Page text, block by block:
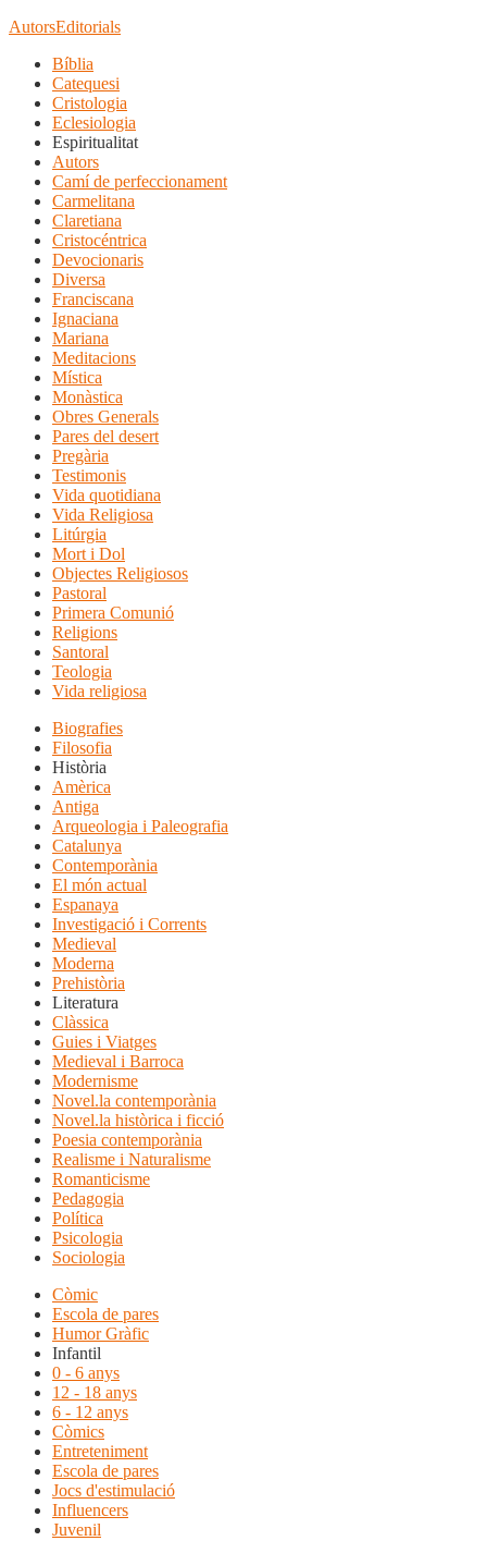
AutorsEditorials
Bíblia
Catequesi
Cristologia
Eclesiologia
Espiritualitat
Autors
Camí de perfeccionament
Carmelitana
Claretiana
Cristocéntrica
Devocionaris
Diversa
Franciscana
Ignaciana
Mariana
Meditacions
Mística
Monàstica
Obres Generals
Pares del desert
Pregària
Testimonis
Vida quotidiana
Vida Religiosa
Litúrgia
Mort i Dol
Objectes Religiosos
Pastoral
Primera Comunió
Religions
Santoral
Teologia
Vida religiosa
Biografies
Filosofia
Història
Amèrica
Antiga
Arqueologia i Paleografia
Catalunya
Contemporània
El món actual
Espanaya
Investigació i Corrents
Medieval
Moderna
Prehistòria
Literatura
Clàssica
Guies i Viatges
Medieval i Barroca
Modernisme
Novel.la contemporània
Novel.la històrica i ficció
Poesia contemporània
Realisme i Naturalisme
Romanticisme
Pedagogia
Política
Psicologia
Sociologia
Còmic
Escola de pares
Humor Gràfic
Infantil
0 - 6 anys
12 - 18 anys
6 - 12 anys
Còmics
Entreteniment
Escola de pares
Jocs d'estimulació
Influencers
Juvenil